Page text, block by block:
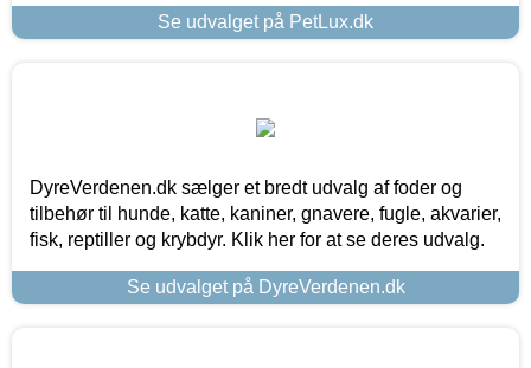
Se udvalget på PetLux.dk
DyreVerdenen.dk sælger et bredt udvalg af foder og
tilbehør til hunde, katte, kaniner, gnavere, fugle, akvarier,
fisk, reptiller og krybdyr. Klik her for at se deres udvalg.
Se udvalget på DyreVerdenen.dk